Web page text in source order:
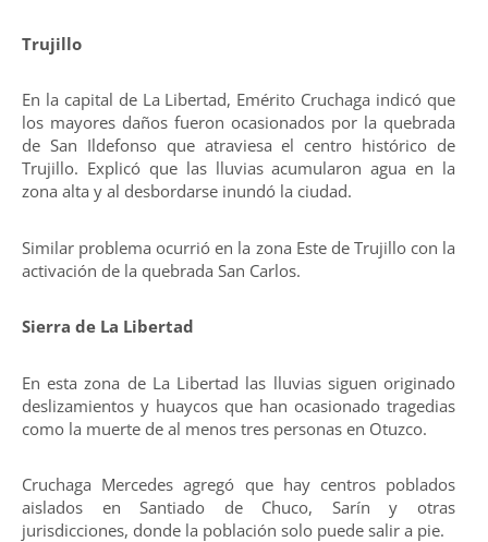
Trujillo
En la capital de La Libertad, Emérito Cruchaga indicó que
los mayores daños fueron ocasionados por la quebrada
de San Ildefonso que atraviesa el centro histórico de
Trujillo. Explicó que las lluvias acumularon agua en la
zona alta y al desbordarse inundó la ciudad.
Similar problema ocurrió en la zona Este de Trujillo con la
activación de la quebrada San Carlos.
Sierra de La Libertad
En esta zona de La Libertad las lluvias siguen originado
deslizamientos y huaycos que han ocasionado tragedias
como la muerte de al menos tres personas en Otuzco.
Cruchaga Mercedes agregó que hay centros poblados
aislados en Santiado de Chuco, Sarín y otras
jurisdicciones, donde la población solo puede salir a pie.